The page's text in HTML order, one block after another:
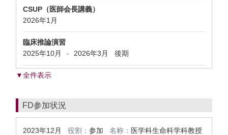
CSUP（医師会長講義）
2026年1月
臨床推論演習
2025年10月
- 2026年3月 後期
▼全件表示
FD参加状況
2023年12月 役割： 参加 名称： 医学科生命科学科教授